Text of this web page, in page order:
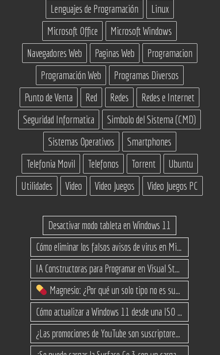
Lenguajes de Programación
Linux
Microsoft Office
Microsoft Windows
Navegadores Web
Paginas Web
Programacion
Programación Web
Programas Diversos
Punto de Venta
Red Redes
Redes e Internet
Seguridad Informatica
Simbolo del Sistema (CMD)
Sistemas Operativos
Smartphones
Telefonia Movil
Telefonos Torrent
Ubuntu
Utilidades
Video Video Juegos Video Juegos PC
Desactivar modo tableta en Windows 11
Cómo eliminar los falsos avisos de virus en Microsoft Edge
IA Constructoras para Programar en Visual Studio con C#
Magnesio: ¿Por qué un solo tipo no es suficiente? (Guía de variantes)
Cómo actualizar a Windows 11 desde una ISO en equipos no compatibles
¿Las promociones de YouTube son suscriptores reales o bots? Esta es la Verdad